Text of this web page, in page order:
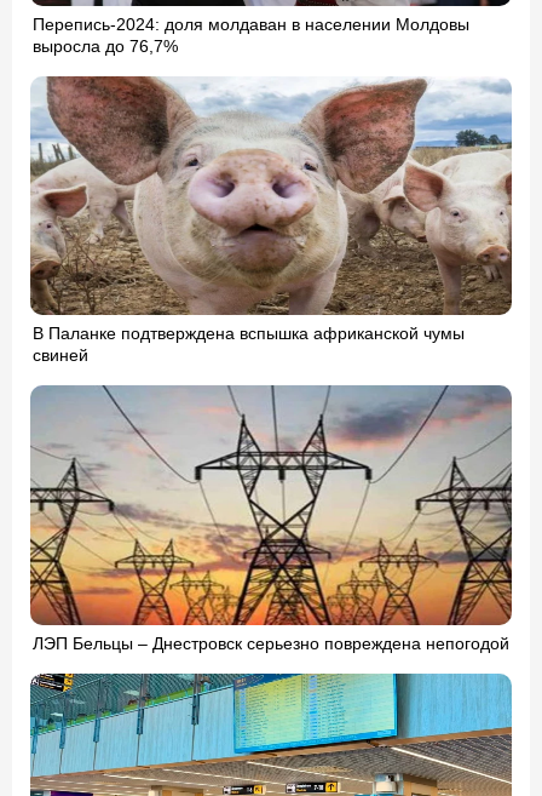
Перепись-2024: доля молдаван в населении Молдовы
выросла до 76,7%
В Паланке подтверждена вспышка африканской чумы
свиней
ЛЭП Бельцы – Днестровск серьезно повреждена непогодой